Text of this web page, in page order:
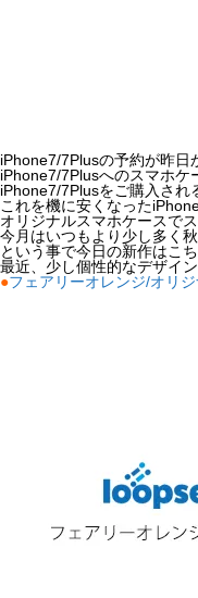
iPhone7/7Plusの予約が昨日
iPhone7/7Plusへのスマホ
iPhone7/7Plusをご購入され
これを機に安くなった
オリジナルスマホケースで
今月はいつもより少し多く
という事で今日の新作はこ
最近、少し個性的なデザイ
●フェアリーオレンジ/オリ